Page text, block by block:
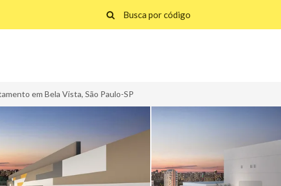
em Bela Vista, São Paulo-SP